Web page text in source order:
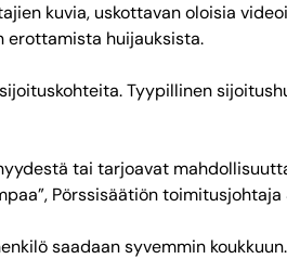
kuvia, uskottavan oloisia
erottamista huijauksista.
Tyypillinen
tai tarjoavat
Pörssisäätiön toimitusjohtaja
saadaan syvemmin